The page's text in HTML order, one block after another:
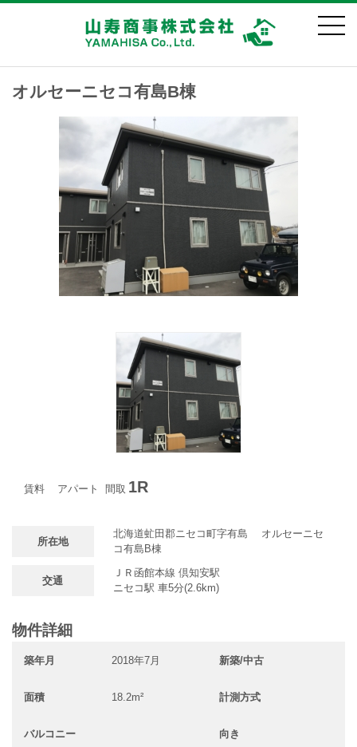
オルセーニセコ有島B棟
賃料 アパート 間取 1R
所在地
北海道虻田郡ニセコ町字有島 オルセーニセ
コ有島B棟
交通
ＪＲ函館本線 倶知安駅
ニセコ駅 車5分(2.6km)
物件詳細
築年月 2018年7月 新築/中古
面積 18.2m² 計測方式
バルコニー 向き